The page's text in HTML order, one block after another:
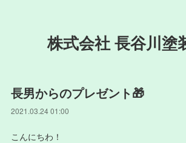
株式会社 長谷川塗
長男からのプレゼント🎁
2021.03.24 01:00
こんにちわ！